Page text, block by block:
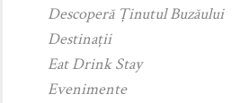
Descoperă Ținutul Buzăului
Destinații
Eat Drink Stay
Evenimente